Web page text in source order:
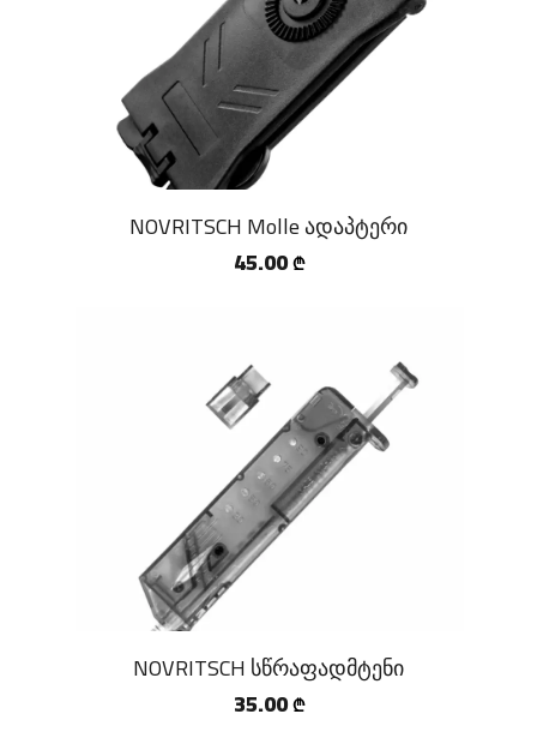
NOVRITSCH Molle ადაპტერი
45.00 ₾
NOVRITSCH სწრაფადმტენი
35.00 ₾